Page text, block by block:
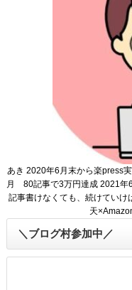
あき 2020年6月末から楽press
月 80記事で3万円達成 2021
記事書けなくても、続けていけ
天
＼ブログ村参加中／